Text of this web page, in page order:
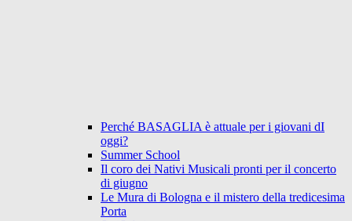
Perché BASAGLIA è attuale per i giovani dI
oggi?
Summer School
Il coro dei Nativi Musicali pronti per il concerto
di giugno
Le Mura di Bologna e il mistero della tredicesima
Porta